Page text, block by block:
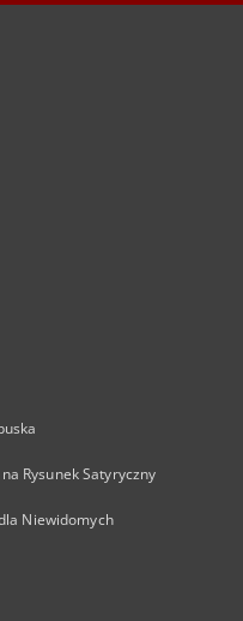
Rysunek Satyryczny
Niewidomych